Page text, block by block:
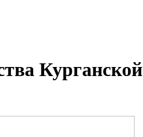
Курганской